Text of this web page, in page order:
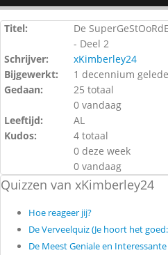
Titel:
De
- Deel 2
Schrijver:
xKimberley24
Bijgewerkt:
1 decennium
Gedaan:
25 totaal
0 vandaag
Leeftijd:
AL
Kudos:
4 totaal
0 deze week
0 vandaag
Quizzen van xKimberley24
Hoe reageer jij?
De Verveelquiz (Je hoort het
De Meest Geniale en